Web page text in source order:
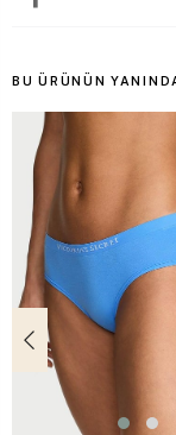
BU ÜRÜNÜN